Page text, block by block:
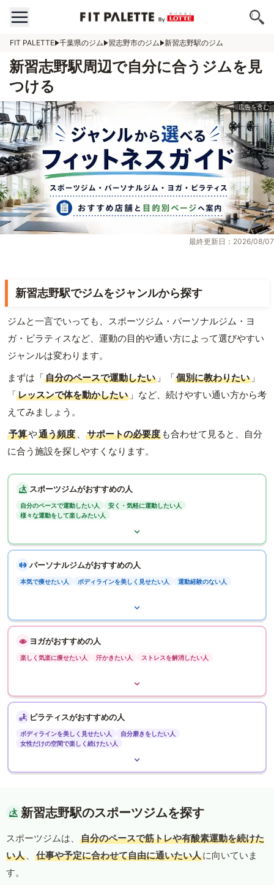
FIT PALETTE 千葉県のジム 習志野市のジム 新習志野駅のジム
新習志野駅周辺で自分に合うジムを見
つける
最終更新日：2026/08/07
新習志野駅でジムをジャンルから探す
ジムと一言でいっても、スポーツジム・パーソナルジム・ヨ
ガ・ピラティスなど、運動の目的や通い方によって選びやすい
ジャンルは変わります。
まずは「自分のペースで運動したい 」「個別に教わりたい 」
「レッスンで体を動かしたい 」など、続けやすい通い方から考
えてみましょう。
予算や通う頻度 、 サポートの必要度 も合わせて見ると、自分
に合う施設を探しやすくなります。
スポーツジムがおすすめの人
自分のペースで運動したい人
安く・気軽に運動したい人
様々な運動をして楽しみたい人
パーソナルジムがおすすめの人
本気で痩せたい人 ボディラインを美しく見せたい人 運動経験のない人
ヨガがおすすめの人
楽しく気楽に痩せたい人 汗かきたい人 ストレスを解消したい人
ピラティスがおすすめの人
ボディラインを美しく見せたい人
自分磨きをしたい人
女性だけの空間で楽しく続けたい人
新習志野駅のスポーツジムを探す
スポーツジムは、
自分のペースで筋トレや有酸素運動を続けた
い人 、 仕事や予定に合わせて自由に通いたい人に向いていま
す。